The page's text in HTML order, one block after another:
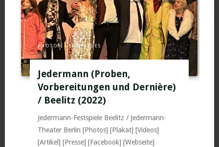
„Schnee“
/
Leipzig
(2023)"
PHOTOS / SONSTIGES
Jedermann (Proben,
Vorbereitungen und Dernière)
/ Beelitz (2022)
Jedermann-Festspiele Beelitz / Jedermann-
Theater Berlin [Photos] [Plakat] [Videos]
[Artikel] [Presse] [Facebook] [Webseite]